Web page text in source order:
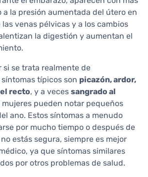
la presión aumentada del útero en
venas pélvicas y a los cambios
la digestión y aumentan el
si se trata realmente de
típicos son picazón, ardor,
recto, y a veces sangrado al
mujeres pueden notar pequeños
ano. Estos síntomas a menudo
por mucho tiempo o después de
estás segura, siempre es mejor
ya que síntomas similares
por otros problemas de salud.